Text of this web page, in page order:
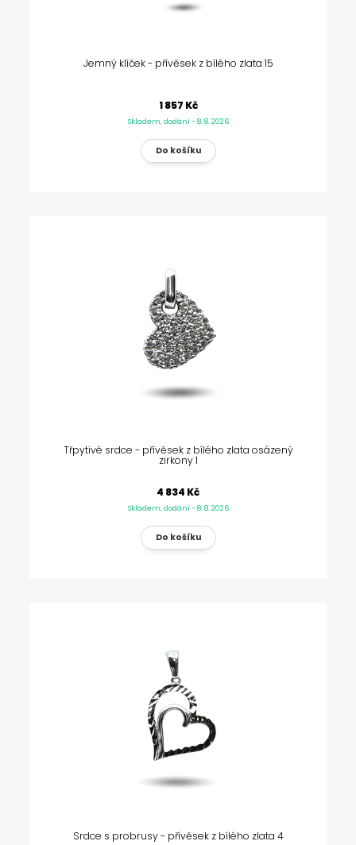
Jemný klíček - přívěsek z bílého zlata 15
1 857 Kč
Skladem, dodání - 8. 8. 2026
Třpytivé srdce - přívěsek z bílého zlata osázený
zirkony 1
4 834 Kč
Skladem, dodání - 8. 8. 2026
Srdce s probrusy - přívěsek z bílého zlata 4